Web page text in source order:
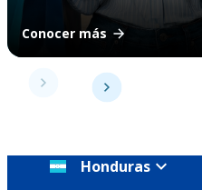
Conocer más
Honduras